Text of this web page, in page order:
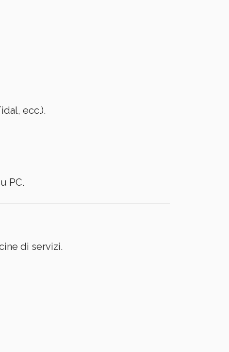
ecc.).
PC.
di servizi.